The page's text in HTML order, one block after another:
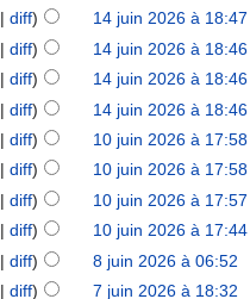
|diff) 14 juin 2026 à 18:47
|diff) 14 juin 2026 à 18:46
|diff) 14 juin 2026 à 18:46
|diff) 14 juin 2026 à 18:46
|diff) 10 juin 2026 à 17:58
|diff) 10 juin 2026 à 17:58
|diff) 10 juin 2026 à 17:57
|diff) 10 juin 2026 à 17:44
|diff) 8 juin 2026 à 06:52
|diff) 7 juin 2026 à 18:32